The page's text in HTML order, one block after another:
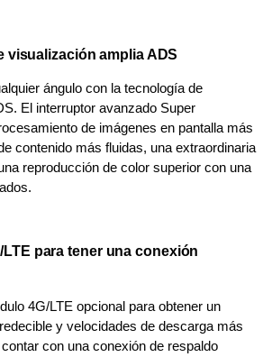
visualización amplia ADS
ángulo con la tecnología de
El interruptor avanzado Super
de imágenes en pantalla más
contenido más fluidas, una extraordinaria
reproducción de color superior con una
para tener una conexión
4G/LTE opcional para obtener un
y velocidades de descarga más
con una conexión de respaldo